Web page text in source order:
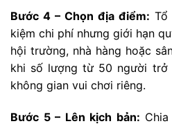
Bước 4 – Chọn địa điểm: Tổ
kiệm chi phí nhưng giới hạn
hội trường, nhà hàng hoặc
khi số lượng từ 50 người trở
không gian vui chơi riêng.
Bước 5 – Lên kịch bản: